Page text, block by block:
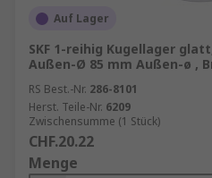
Auf Lager
SKF 1-reihig Kugellager
Außen-Ø 85 mm Außen-ø ,
RS Best.-Nr. 286-8101
Herst. Teile-Nr. 6209
Zwischensumme (1 Stück)
CHF.20.22
Menge